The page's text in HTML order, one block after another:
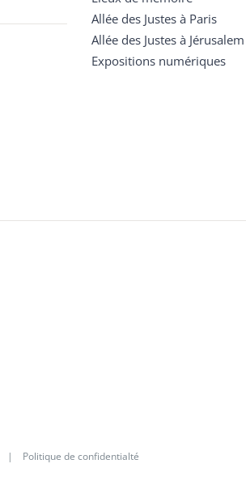
Allée des Justes à Paris
Allée des Justes à Jérusalem
Expositions numériques
| Politique de confidentialté